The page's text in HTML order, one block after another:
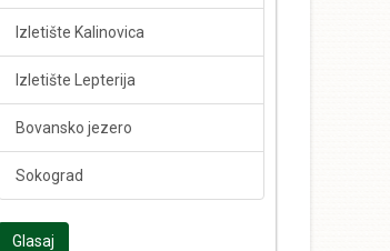
Izletište Kalinovica
Izletište Lepterija
Bovansko jezero
Sokograd
Glasaj